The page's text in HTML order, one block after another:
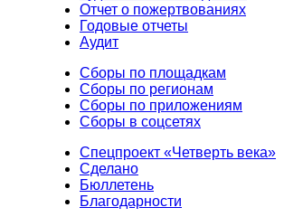
Отчет о пожертвованиях
Годовые отчеты
Аудит
Сборы по площадкам
Сборы по регионам
Сборы по приложениям
Сборы в соцсетях
Спецпроект «Четверть века»
Сделано
Бюллетень
Благодарности